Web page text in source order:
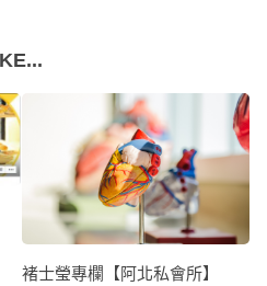
褚士瑩專欄【阿北私會所】